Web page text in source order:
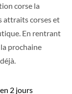
corse la
attraits corses et
En rentrant
prochaine
2 jours